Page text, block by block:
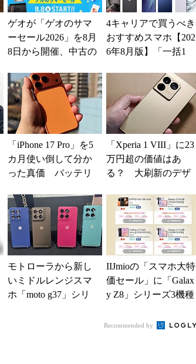
ゲオが「ゲオのサマ
ーセール2026」を8月
8日から開催、中古の
得に
4キャリアで買うべき
おすすめスマホ【202
6年8月版】「一括1
得なiPhone／...
「iPhone 17 Pro」を5
カ月使い倒して分か
った真価 バッテリ
足だが細かな...
「Xperia 1 VIII」に23
万円超の価値はあ
る？ 大刷新のデザ
ーのこだわ...
モトローラから新し
いミドルレンジスマ
ホ「moto g37」シリ
IIJmioの「スマホ大特
価セール」に「Galax
y Z8」シリーズ3機種
Recommended by